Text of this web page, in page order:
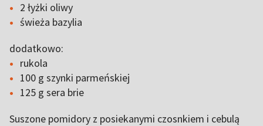
2 łyżki oliwy
świeża bazylia
dodatkowo:
rukola
100 g szynki parmeńskiej
125 g sera brie
Suszone pomidory z posiekanymi czosnkiem i cebulą